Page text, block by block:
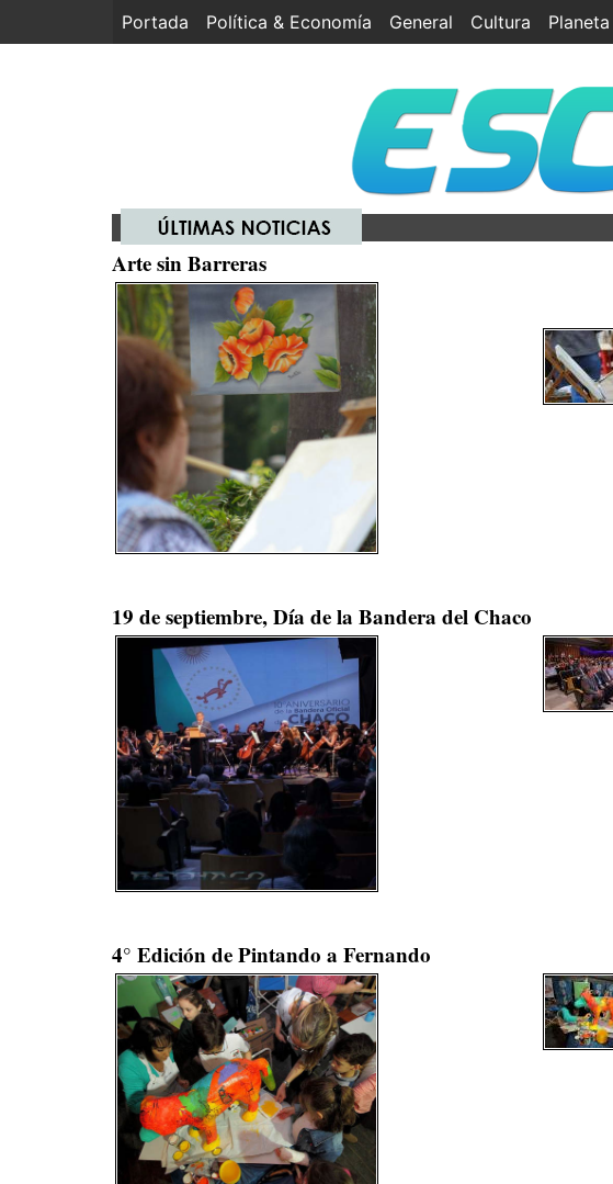
Portada (current)
Política & Economía General Cultura Planeta
Arte sin Barreras
19 de septiembre, Día de la Bandera del Chaco
4° Edición de Pintando a Fernando